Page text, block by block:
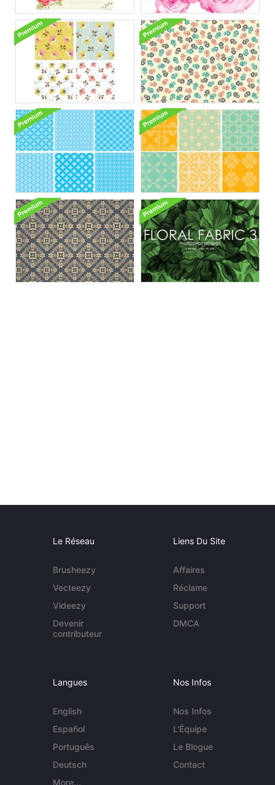
Le Réseau
Brusheezy
Vecteezy
Videezy
Devenir
contributeur
Liens Du Site
Affaires
Réclame
Support
DMCA
Langues
English
Español
Português
Deutsch
More...
Nos Infos
Nos Infos
L'Équipe
Le Blogue
Contact